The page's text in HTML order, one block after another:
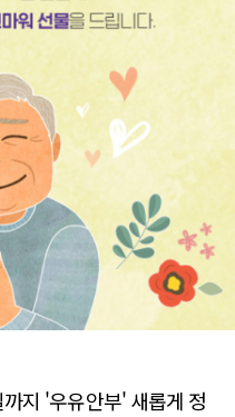
지 '우유안부' 새롭게 정